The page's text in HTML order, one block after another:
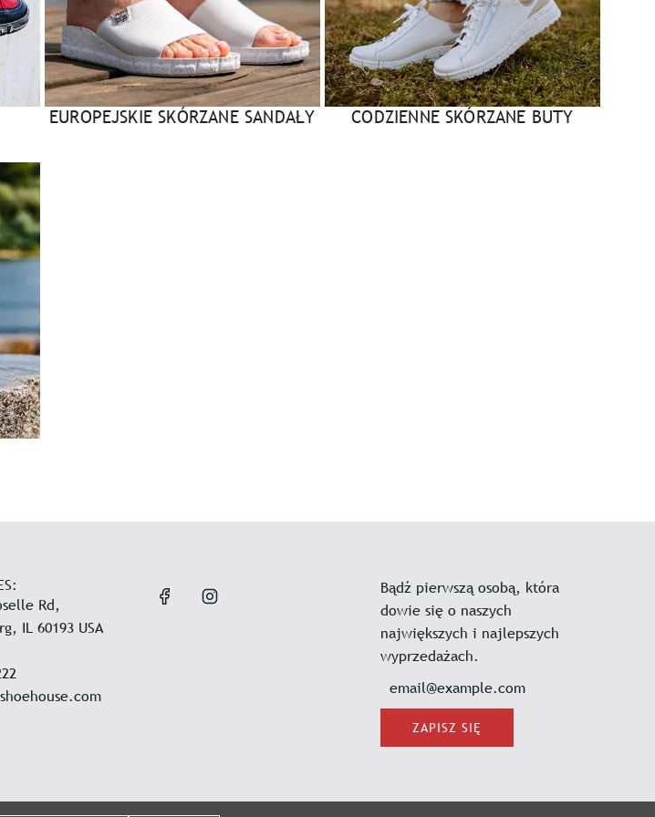
EUROPEJSKIE SKÓRZANE SANDAŁY CODZIENNE SKÓRZANE BUTY
Rd,
IL 60193 USA
Bądź pierwszą osobą, która
dowie się o naszych
największych i najlepszych
wyprzedażach.
ZAPISZ SIĘ